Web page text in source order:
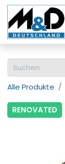
Alle Produkte
RENOVATED